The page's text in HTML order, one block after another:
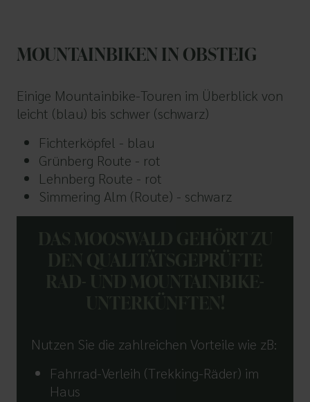
MOUNTAINBIKEN IN OBSTEIG
Einige Mountainbike-Touren im Überblick von
leicht (blau) bis schwer (schwarz)
Fichterköpfel - blau
Grünberg Route - rot
Lehnberg Route - rot
Simmering Alm (Route) - schwarz
Nutzen Sie die zahlreichen Vorteile wie zB:
Fahrrad-Verleih (Trekking-Räder) im
Haus